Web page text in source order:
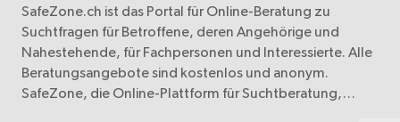
SafeZone.ch ist das Portal für Online-Beratung zu
Suchtfragen für Betroffene, deren Angehörige und
Nahestehende, für Fachpersonen und Interessierte. Alle
Beratungsangebote sind kostenlos und anonym.
SafeZone, die Online-Plattform für Suchtberatung,